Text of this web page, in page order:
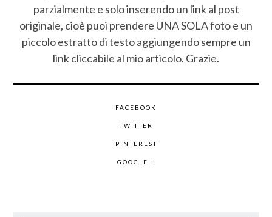
parzialmente e solo inserendo un link al post
originale, cioè puoi prendere UNA SOLA foto e un
piccolo estratto di testo aggiungendo sempre un
link cliccabile al mio articolo. Grazie.
FACEBOOK
TWITTER
PINTEREST
GOOGLE +